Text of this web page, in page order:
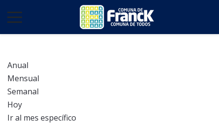
Anual
Mensual
Semanal
Hoy
Ir al mes específico